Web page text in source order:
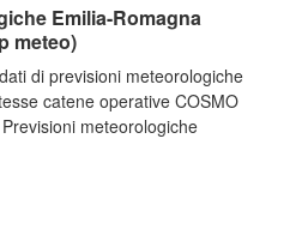
Emilia-Romagna
meteo)
di previsioni meteorologiche
catene operative COSMO
meteorologiche